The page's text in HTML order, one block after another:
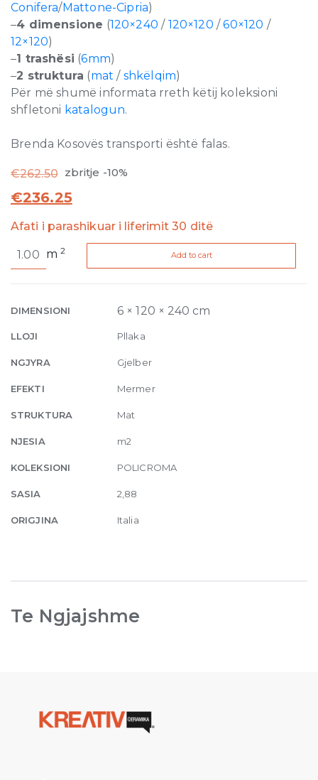
Conifera/Mattone-Cipria)
–4 dimensione (120×240 / 120×120 /60×120 /
12×120)
–1 trashësi (6mm)
–2 struktura (mat / shkëlqim)
Për më shumë informata rreth këtij koleksioni
shfletoni katalogun.
Brenda Kosovës transporti është falas.
€262.50 zbritje -10%
€236.25
Afati i parashikuar i liferimit 30 ditë
Volta
Matte
120
x
quantity
m2 Add to cart
DIMENSIONI 6 × 120 × 240 cm
LLOJI Pllaka
NGJYRA Gjelber
EFEKTI Mermer
STRUKTURA Mat
NJESIA m2
KOLEKSIONI POLICROMA
SASIA 2,88
ORIGJINA Italia
Te Ngjajshme